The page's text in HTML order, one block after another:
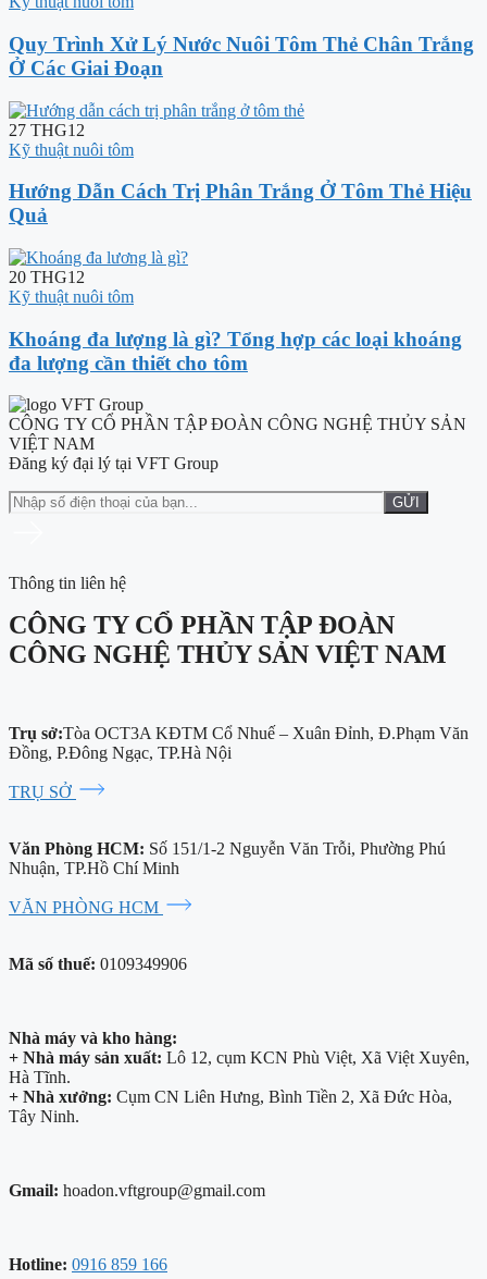
Quy Trình Xử Lý Nước Nuôi Tôm Thẻ Chân Trắng
Ở Các Giai Đoạn
27 THG12
Kỹ thuật nuôi tôm
Hướng Dẫn Cách Trị Phân Trắng Ở Tôm Thẻ Hiệu
Quả
20 THG12
Kỹ thuật nuôi tôm
Khoáng đa lượng là gì? Tổng hợp các loại khoáng
đa lượng cần thiết cho tôm
CÔNG TY CỔ PHẦN TẬP ĐOÀN CÔNG NGHỆ THỦY SẢN
VIỆT NAM
Đăng ký đại lý tại VFT Group
Thông tin liên hệ
CÔNG TY CỔ PHẦN TẬP ĐOÀN
CÔNG NGHỆ THỦY SẢN VIỆT NAM
Trụ sở:Tòa OCT3A KĐTM Cổ Nhuế – Xuân Đỉnh, Đ.Phạm Văn
Đồng, P.Đông Ngạc, TP.Hà Nội
TRỤ SỞ
Văn Phòng HCM: Số 151/1-2 Nguyễn Văn Trỗi, Phường Phú
Nhuận, TP.Hồ Chí Minh
VĂN PHÒNG HCM
Mã số thuế: 0109349906
Nhà máy và kho hàng:
+ Nhà máy sản xuất: Lô 12, cụm KCN Phù Việt, Xã Việt Xuyên,
Hà Tĩnh.
+ Nhà xưởng: Cụm CN Liên Hưng, Bình Tiền 2, Xã Đức Hòa,
Tây Ninh.
Gmail: hoadon.vftgroup@gmail.com
Hotline: 0916 859 166